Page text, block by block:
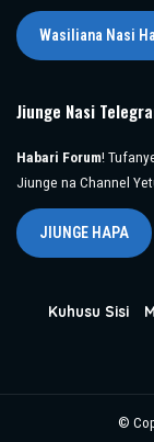
Wasiliana Nasi
Jiunge Nasi
Habari Forum!
Jiunge na Channel
JIUNGE HAPA
Kuhusu Sisi
©